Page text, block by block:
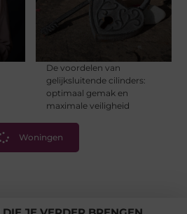
De voordelen van
gelijksluitende cilinders:
optimaal gemak en
maximale veiligheid
Woningen